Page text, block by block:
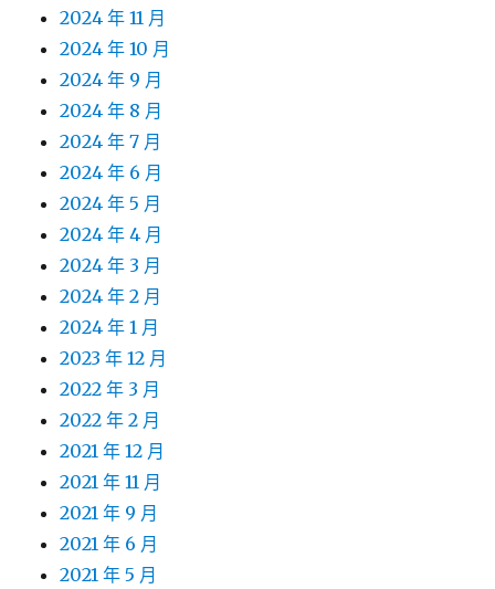
2024 年 11 月
2024 年 10 月
2024 年 9 月
2024 年 8 月
2024 年 7 月
2024 年 6 月
2024 年 5 月
2024 年 4 月
2024 年 3 月
2024 年 2 月
2024 年 1 月
2023 年 12 月
2022 年 3 月
2022 年 2 月
2021 年 12 月
2021 年 11 月
2021 年 9 月
2021 年 6 月
2021 年 5 月